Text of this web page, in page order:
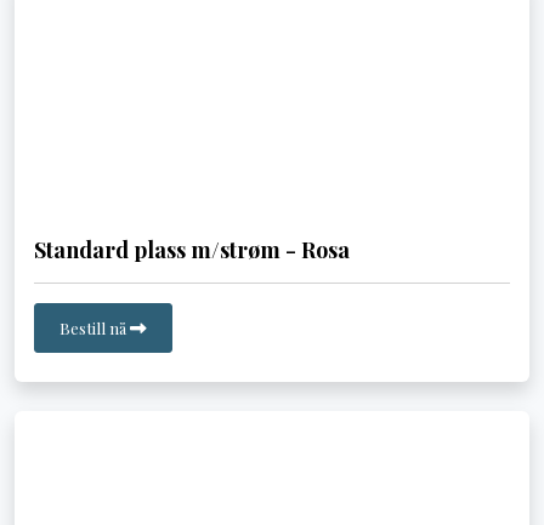
Standard plass m/strøm - Rosa
Bestill nå